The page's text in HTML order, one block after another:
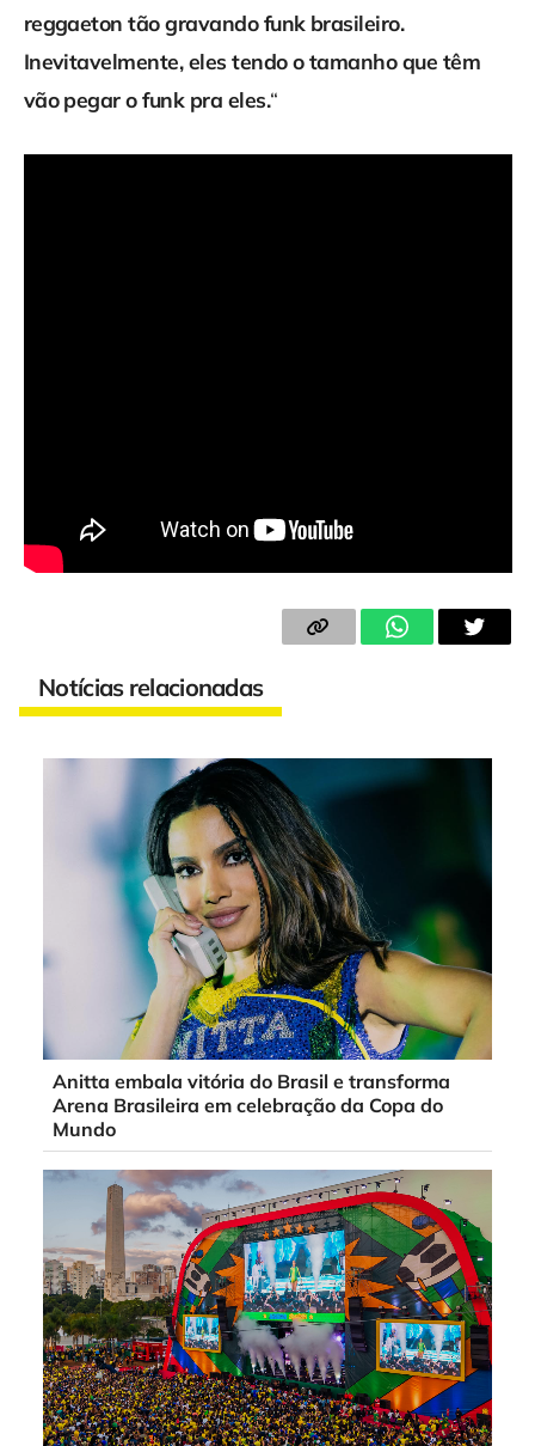
reggaeton tão gravando funk brasileiro.
Inevitavelmente, eles tendo o tamanho que têm
vão pegar o funk pra eles.“
Notícias relacionadas
Anitta embala vitória do Brasil e transforma
Arena Brasileira em celebração da Copa do
Mundo